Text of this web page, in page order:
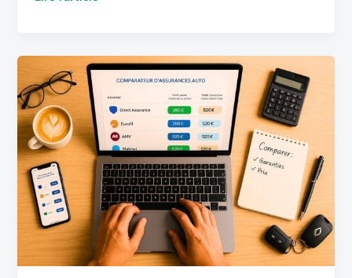
Comparateur
assurance
auto
:
Les
5
Erreurs
à
éviter
pour